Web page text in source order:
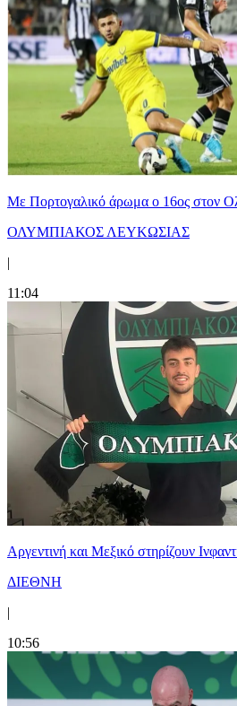
Με Πορτογαλικό άρωμα ο 16ος στον
ΟΛΥΜΠΙΑΚΟΣ ΛΕΥΚΩΣΙΑΣ
|
11:04
Αργεντινή και Μεξικό στηρίζουν
ΔΙΕΘΝΗ
|
10:56